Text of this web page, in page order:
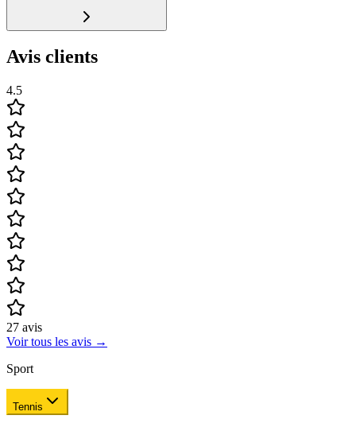
Avis clients
4.5
27 avis
Voir tous les avis →
Sport
Tennis